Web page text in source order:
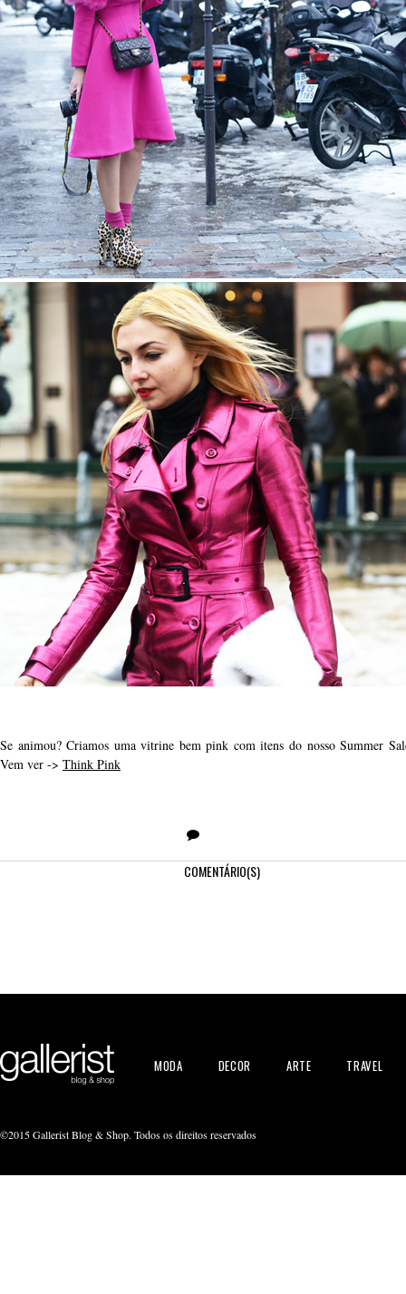
Se animou? Criamos uma vitrine bem pink com itens do nosso Summer
Vem ver -> Think Pink
COMENTÁRIO(S)
MODA DECOR ARTE TRAVEL
©2015 Gallerist Blog & Shop. Todos os direitos reservados